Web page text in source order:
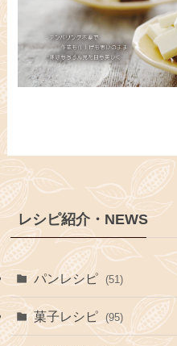
レシピ紹介・NEWS
パンレシピ (51)
菓子レシピ (95)